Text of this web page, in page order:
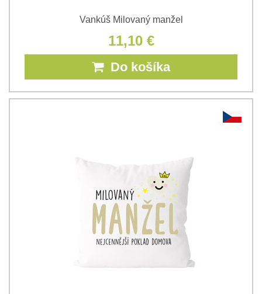
Vankúš Milovaný manžel
11,10 €
Do košíka